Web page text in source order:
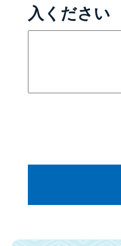
入ください